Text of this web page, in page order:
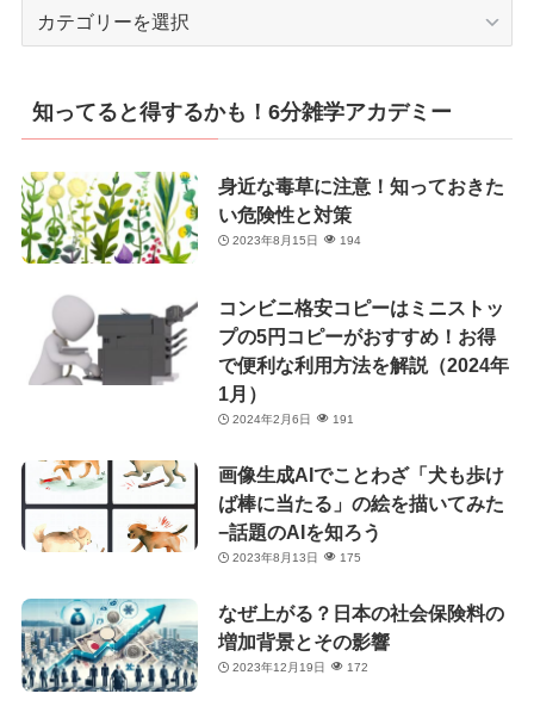
リ
ー
知ってると得するかも！6分雑学アカデミー
身近な毒草に注意！知っておきた
い危険性と対策
2023年8月15日 194
コンビニ格安コピーはミニストッ
プの5円コピーがおすすめ！お得
で便利な利用方法を解説（2024年
1月）
2024年2月6日 191
画像生成AIでことわざ「犬も歩け
ば棒に当たる」の絵を描いてみた
−話題のAIを知ろう
2023年8月13日 175
なぜ上がる？日本の社会保険料の
増加背景とその影響
2023年12月19日 172